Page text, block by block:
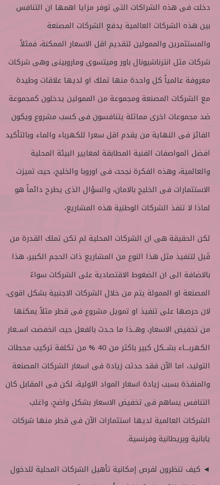
دخلت فى هذه الشراكات التى توفر مزايا اهمها ان التنافس
بين هذه الشركات العالمية يدفع الشركات المصنعة
والمستثمرين والممولين لتقديم اقل الاسعار الممكنة، فمثلاً
شركات مثل انترناشيونال باور وميتسوى وماروبينى وهى شركات
معروفة عالمياً كل واحدة منها تملك او لديها علاقات وطيدة
مع الشركات المصنعة ومجموعة من الممولين يدخلون كمجموعة
ضد مجموعات اخرى مماثلة يتنافسون فى كسب مشروع ويكون
الفائز فى النهاية من يقدم اقل سعرا للكهرباء والماء وبالتأكيد
افضل المواصفات الفنية المطابقة لمعايير البيئة المحلية
والعالمية، وهذه الفكرة نجحت فى اوروبا والخليج، حيث تميزت
الاستثمارات فى الخليج بالامان، والسؤال الذى يطرح دائماً هو
لماذا لا تنفذ الشركات الوطنية هذه المشاريع،
لكن الحقيقة هى ان الشركات المحلية لم تكن تملك القدرة من
قَبل لتنفيذ مثل هذا النوع من المشاريع ذات الحجم الكبير، هذا
بالاضافة الى ان الضغوط الاقتصادية على الشركات سواءً
المصنعة او الممولة يتم من خلال الشركات الاجنبية بشكل اقوى،
لان حرصها على تنفيذ او تمويل مشروع فى قطر مثلاً يمكنها
من تخفيض الاسعار، وهــذا ما حـدث بالفعل حيث انخفضت اســعار
الكهربـــاء بشــكل كبير باكثر من 40 % من تكلفة تركيب محطات
التوليد، اما الآن فقد حدثت زيادة فى اسعار الشركات المصنعة
والمنفذة بسبب زيادة اسعار المواد الاولية، لكن فى المقابل كان
التنافس يساهم فى تخفيض الاسعار بشكل واضح، واغلب
الشركات العالمية لديها استثمارات الآن فى قطر منها شركات
يابانية وبريطانية وفرنسية.
◄ كيف تنظرون لفرص إمكانية تأهيل الشركات المحلية للدخول